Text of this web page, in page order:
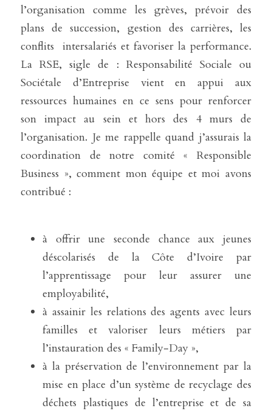
l’organisation comme les grèves, prévoir des
plans de succession, gestion des carrières, les
conflits  intersalariés et favoriser la performance.
La RSE, sigle de : Responsabilité Sociale ou
Sociétale d’Entreprise vient en appui aux
ressources humaines en ce sens pour renforcer
son impact au sein et hors des 4 murs de
l’organisation. Je me rappelle quand j’assurais la
coordination de notre comité « Responsible
Business », comment mon équipe et moi avons
contribué :
à offrir une seconde chance aux jeunes
déscolarisés de la Côte d’Ivoire par
l’apprentissage pour leur assurer une
employabilité,
à assainir les relations des agents avec leurs
familles et valoriser leurs métiers par
l’instauration des « Family-Day »,
à la préservation de l’environnement par la
mise en place d’un système de recyclage des
déchets plastiques de l’entreprise et de sa